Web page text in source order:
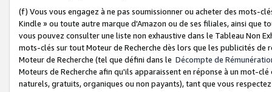
(f) Vous vous engagez à ne pas soumissionner ou acheter des mots-
Kindle » ou toute autre marque d'Amazon ou de ses filiales, ainsi que
vous pouvez consulter une liste non exhaustive dans le Tableau Non
mots-clés sur tout Moteur de Recherche dès lors que les publicités de
Moteur de Recherche (tel que défini dans le Décompte de
Moteurs de Recherche afin qu'ils apparaissent en réponse à un mot-
naturels, gratuits, organiques ou non payants), tant que vous